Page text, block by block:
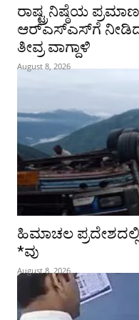
ರಾಷ್ಟ್ರನಿಷ್ಠೆಯ
ಆರ್‌ಎಸ್‌ಎಸ್‌ಗೆ
ತೀವ್ರ ವಾಗ್ದಾಳಿ
August 8, 2026
ಹಿಮಾಚಲ
*ವು
August 8, 2026